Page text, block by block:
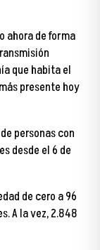
ahora de forma
que habita el
presente hoy
personas con
desde el 6 de
de cero a 96
A la vez, 2.848